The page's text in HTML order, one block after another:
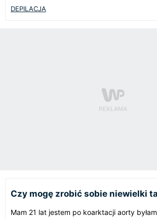
DEPILACJA
Czy mogę zrobić sobie niewielki
Mam 21 lat jestem po koarktacji aorty